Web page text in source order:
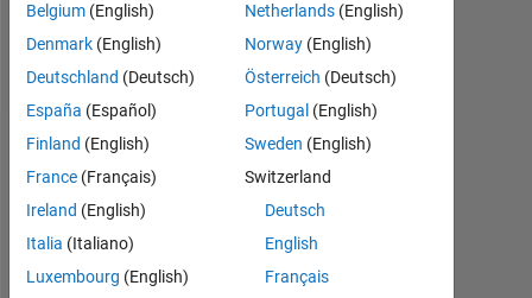
Follow
Tableau de bord
Statistiques
MATLAB Answers
Belgium (English)
Denmark (English)
Deutschland (Deutsch)
España (Español)
Finland (English)
France (Français)
Ireland (English)
Italia (Italiano)
Luxembourg (English)
Netherlands(English)
Norway(English)
Österreich (Deutsch)
Portugal (English)
Sweden (English)
Switzerland
Deutsch
English
Français